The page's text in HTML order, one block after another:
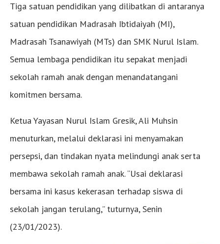
Tiga satuan pendidikan yang dilibatkan di antaranya
satuan pendidikan Madrasah Ibtidaiyah (MI),
Madrasah Tsanawiyah (MTs) dan SMK Nurul Islam.
Semua lembaga pendidikan itu sepakat menjadi
sekolah ramah anak dengan menandatangani
komitmen bersama.
Ketua Yayasan Nurul Islam Gresik, Ali Muhsin
menuturkan, melalui deklarasi ini menyamakan
persepsi, dan tindakan nyata melindungi anak serta
membawa sekolah ramah anak. “Usai deklarasi
bersama ini kasus kekerasan terhadap siswa di
sekolah jangan terulang,” tuturnya, Senin
(23/01/2023).